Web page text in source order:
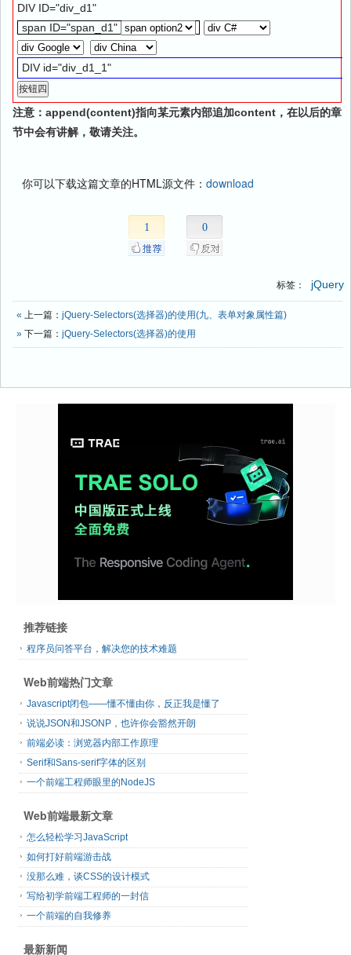
DIV ID="div_d1"
span ID="span_d1"
DIV id="div_d1_1"
注意：append(content)指向某元素内部追加content，在以后的章
节中会有讲解，敬请关注。
你可以下载这篇文章的HTML源文件： download
1 0
标签： jQuery
« 上一篇： jQuery-Selectors(选择器)的使用(九、表单对象属性篇)
» 下一篇： jQuery-Selectors(选择器)的使用
推荐链接
程序员问答平台，解决您的技术难题
Web前端热门文章
Javascript闭包——懂不懂由你，反正我是懂了
说说JSON和JSONP，也许你会豁然开朗
前端必读：浏览器内部工作原理
Serif和Sans-serif字体的区别
一个前端工程师眼里的NodeJS
Web前端最新文章
怎么轻松学习JavaScript
如何打好前端游击战
没那么难，谈CSS的设计模式
写给初学前端工程师的一封信
一个前端的自我修养
最新新闻